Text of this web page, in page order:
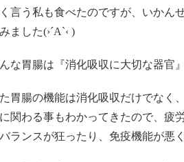
言う私も食べたのですが、いかん
ました(›´A`‹ )
な胃腸は『消化吸収に大切な器官
胃腸の機能は消化吸収だけでなく
関わる事もわかってきたので、疲
ランスが狂ったり、免疫機能が悪